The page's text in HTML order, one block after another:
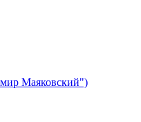
Маяковский")